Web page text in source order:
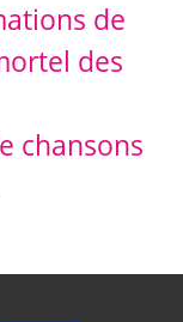
de
des
chansons